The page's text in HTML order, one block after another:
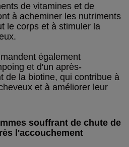
de vitamines et de
à acheminer les nutriments
le corps et à stimuler la
également
et d'un après-
de la biotine, qui contribue à
et à améliorer leur
souffrant de chute de
l'accouchement